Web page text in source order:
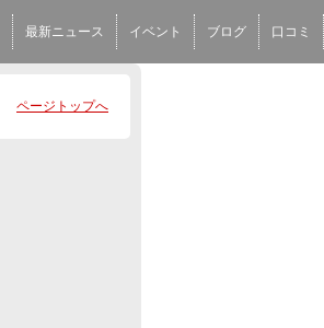
最新ニュース イベント ブログ 口コミ
ページトップへ